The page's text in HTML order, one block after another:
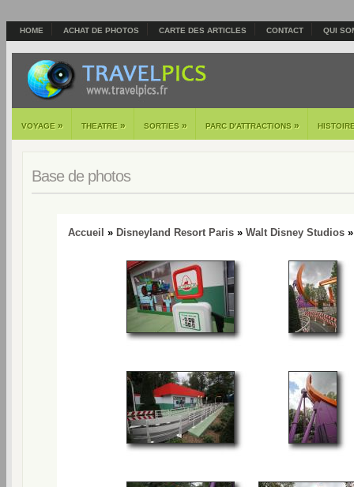
HOME ACHAT DE PHOTOS CARTE DES ARTICLES CONTACT QUI
VOYAGE » THEATRE » SORTIES » PARC D'ATTRACTIONS »
Base de photos
Accueil » Disneyland Resort Paris » Walt Disney Studios